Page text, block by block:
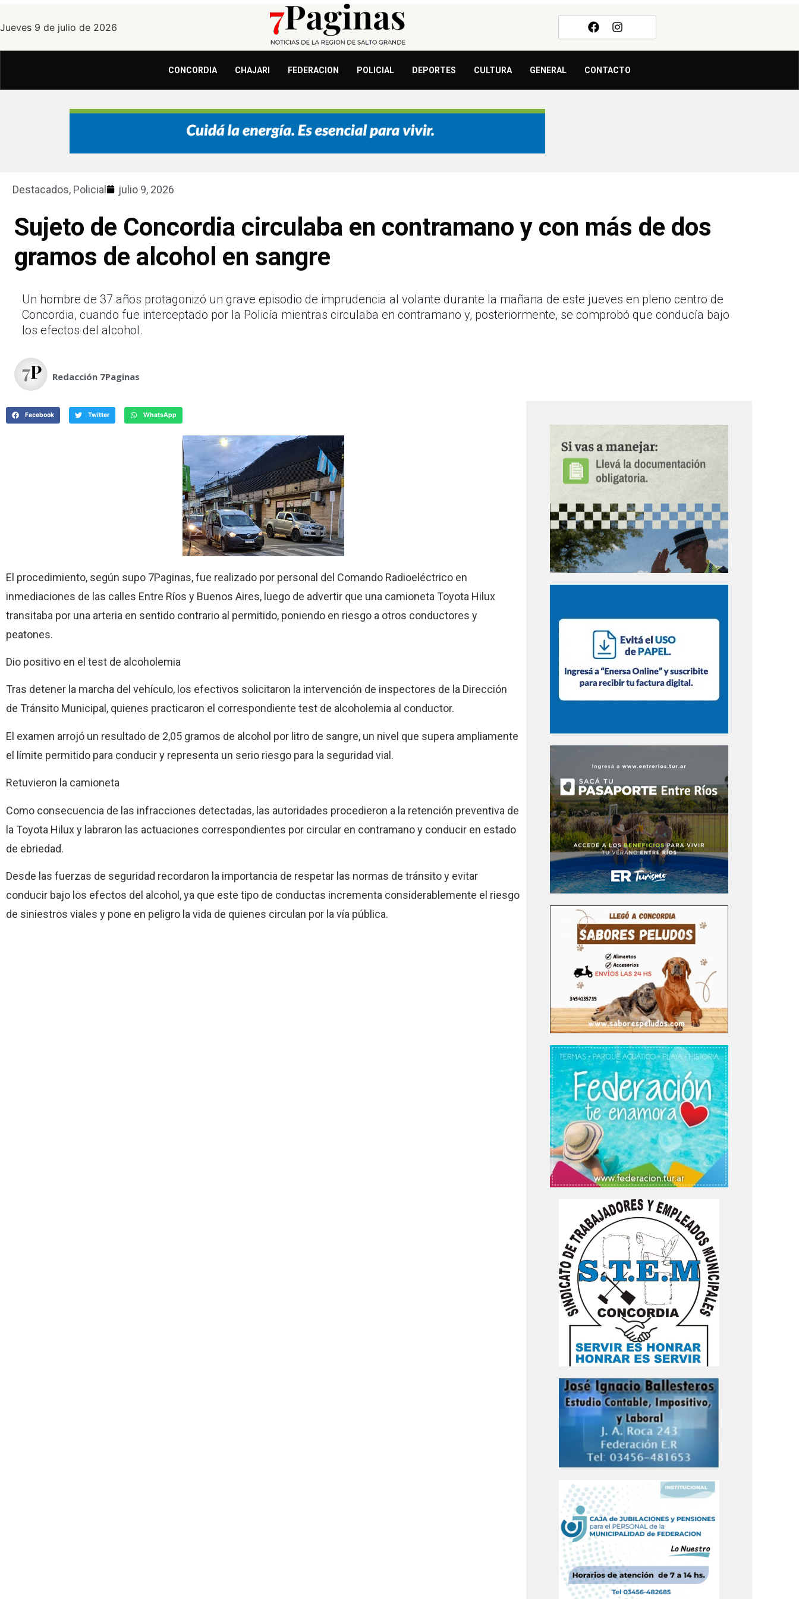
Jueves 9 de julio de 2026
CONCORDIA CHAJARI FEDERACION POLICIAL DEPORTES CULTURA GENERAL CONTACTO
Destacados, Policial julio 9, 2026
Sujeto de Concordia circulaba en contramano y con más de dos
gramos de alcohol en sangre
Un hombre de 37 años protagonizó un grave episodio de imprudencia al volante durante la mañana de este jueves en pleno centro de
Concordia, cuando fue interceptado por la Policía mientras circulaba en contramano y, posteriormente, se comprobó que conducía bajo
los efectos del alcohol.
Redacción 7Paginas
Facebook Twitter WhatsApp
El procedimiento, según supo 7Paginas, fue realizado por personal del Comando Radioeléctrico en
inmediaciones de las calles Entre Ríos y Buenos Aires, luego de advertir que una camioneta Toyota Hilux
transitaba por una arteria en sentido contrario al permitido, poniendo en riesgo a otros conductores y
peatones.
Dio positivo en el test de alcoholemia
Tras detener la marcha del vehículo, los efectivos solicitaron la intervención de inspectores de la Dirección
de Tránsito Municipal, quienes practicaron el correspondiente test de alcoholemia al conductor.
El examen arrojó un resultado de 2,05 gramos de alcohol por litro de sangre, un nivel que supera ampliamente
el límite permitido para conducir y representa un serio riesgo para la seguridad vial.
Retuvieron la camioneta
Como consecuencia de las infracciones detectadas, las autoridades procedieron a la retención preventiva de
la Toyota Hilux y labraron las actuaciones correspondientes por circular en contramano y conducir en estado
de ebriedad.
Desde las fuerzas de seguridad recordaron la importancia de respetar las normas de tránsito y evitar
conducir bajo los efectos del alcohol, ya que este tipo de conductas incrementa considerablemente el riesgo
de siniestros viales y pone en peligro la vida de quienes circulan por la vía pública.